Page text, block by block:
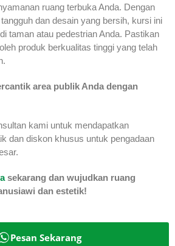
ruang terbuka Anda. Dengan
dan desain yang bersih, kursi ini
taman atau pedestrian Anda. Pastikan
produk berkualitas tinggi yang telah
area publik Anda dengan
kami untuk mendapatkan
dan diskon khusus untuk pengadaan
sekarang dan wujudkan ruang
dan estetik!
Pesan Sekarang